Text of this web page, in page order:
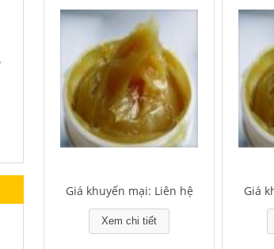
Giá khuyến mại: Liên hệ
Xem chi tiết
Giá
Falcon S-103C Dầu chống rỉ
chất lượng cao – Green color
long period anti-rust agent
Falcon
chất